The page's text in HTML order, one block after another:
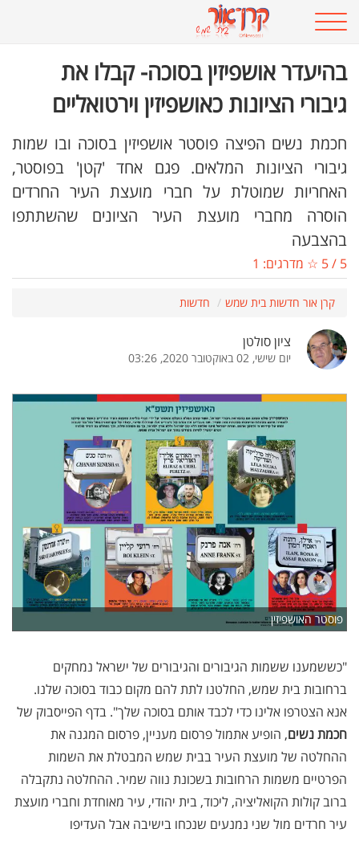
בהיעדר אושפיזין בסוכה- קבלו את
גיבורי הציונות כאושפיזין וירטואליים
חכמת נשים הפיצה פוסטר אושפיזין בסוכה ובו שמות
גיבורי הציונות המלאים. פגם אחד 'קטן' בפוסטר,
האחריות שמוטלת על חברי מועצת העיר החרדים
הוסרה מחברי מועצת העיר הציונים שהשתתפו
בהצבעה
5
/
5 ☆ מדרגים: 1
קרן אור חדשות בית שמש חדשות
ציון סולטן
יום שישי, 02 באוקטובר 2020, 03:26
פוסטר האושפיזין
"כששמענו ששמות הגיבורים והגיבורים של ישראל נמחקים
ברחובות בית שמש, החלטנו לתת להם מקום כבוד בסוכה שלנו.
אנא הצטרפו אלינו כדי לכבד אותם בסוכה שלך". בדף הפייסבוק של
חכמת נשים, הופיע אתמול פרסום מעניין, פרסום המגנה את
ההחלטה של מועצת העיר בבית שמש המבטלת את השמות
הפרטיים משמות הרחובות בשכונת נווה שמיר. ההחלטה נתקבלה
ברוב קולות הקואליציה, ליכוד, בית יהודי, עיר מאוחדת וחברי מועצת
עיר חרדים מול שני נמנעים שנכחו בישיבה אבל העדיפו